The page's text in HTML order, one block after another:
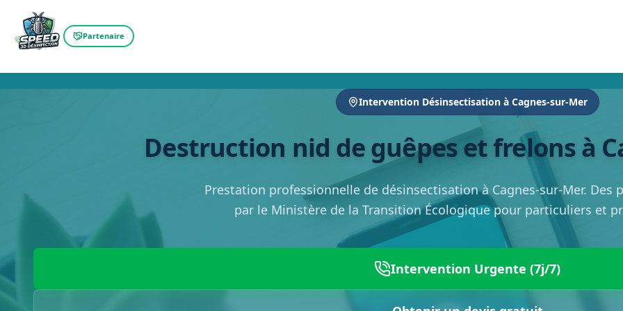
Partenaire
Intervention Désinsectisation à Cagnes-sur-Mer
Destruction nid de guêpes et frelons à
Prestation professionnelle de désinsectisation à Cagnes-sur-Mer. Des
par le Ministère de la Transition Écologique pour particuliers et
Intervention Urgente (7j/7)